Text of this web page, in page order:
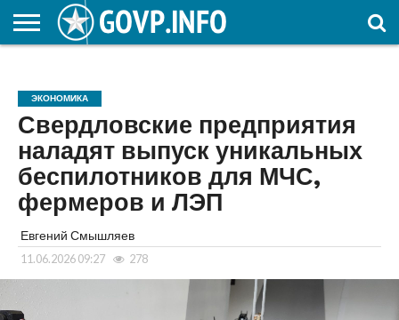
ОБРАЗОВАНИЕ
ЭКОНОМИКА
Свердловские предприятия
наладят выпуск уникальных
беспилотников для МЧС,
фермеров и ЛЭП
Евгений Смышляев
11.06.2026 09:27 278